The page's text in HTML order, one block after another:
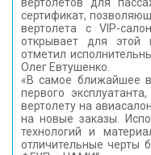
сертификат,
вертолета с VIP-
открывает для этой
отметил
Олег Евтушенко.
«В самое ближайшее
первого
вертолету на
на новые заказы.
технологий и
отличительные черты